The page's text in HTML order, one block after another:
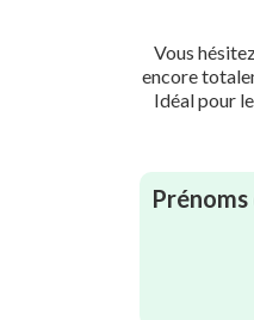
Vous
encore
Idéal pour